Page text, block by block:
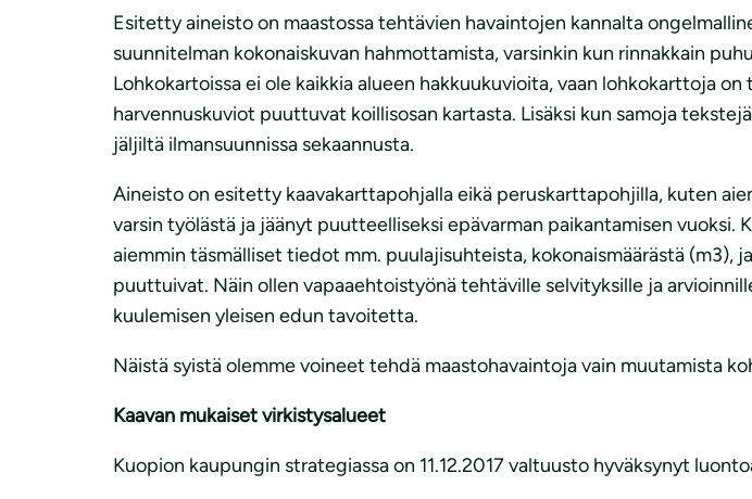
Esitetty aineisto on maastossa tehtävien havaintojen kannalta
suunnitelman kokonaiskuvan hahmottamista, varsinkin kun rinnakkain
Lohkokartoissa ei ole kaikkia alueen hakkuukuvioita, vaan lohkokarttoja
harvennuskuviot puuttuvat koillisosan kartasta. Lisäksi kun samoja
jäljiltä ilmansuunnissa sekaannusta.
Aineisto on esitetty kaavakarttapohjalla eikä peruskarttapohjilla, kuten
varsin työlästä ja jäänyt puutteelliseksi epävarman paikantamisen
aiemmin täsmälliset tiedot mm. puulajisuhteista, kokonaismäärästä (m3),
puuttuivat. Näin ollen vapaaehtoistyönä tehtäville selvityksille ja
kuulemisen yleisen edun tavoitetta.
Näistä syistä olemme voineet tehdä maastohavaintoja vain muutamista
Kaavan mukaiset virkistysalueet
Kuopion kaupungin strategiassa on 11.12.2017 valtuusto hyväksynyt